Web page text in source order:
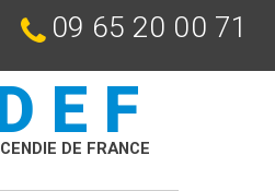
09 65 20 00 71
DE FRANCE